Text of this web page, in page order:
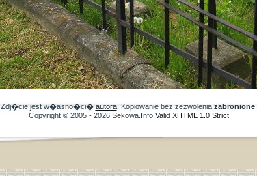
Zdj�cie jest w�asno�ci� autora. Kopiowanie bez zezwolenia zabronione!
Copyright © 2005 - 2026 Sekowa.Info Valid XHTML 1.0 Strict